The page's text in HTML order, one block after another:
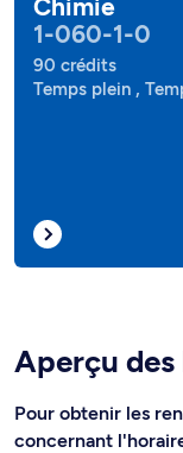
Chimie
1-060-1-0
90 crédits
Temps plein ,
Aperçu
Pour obtenir les
concernant